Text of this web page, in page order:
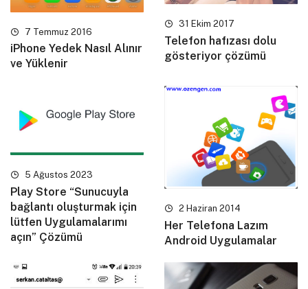
7 Temmuz 2016
iPhone Yedek Nasıl Alınır
ve Yüklenir
31 Ekim 2017
Telefon hafızası dolu
gösteriyor çözümü
5 Ağustos 2023
Play Store “Sunucuyla
bağlantı oluşturmak için
lütfen Uygulamalarımı
açın” Çözümü
2 Haziran 2014
Her Telefona Lazım
Android Uygulamalar